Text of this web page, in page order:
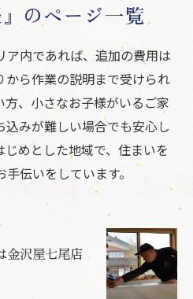
のページ一覧
ア内であれば、追加の費用は
から作業の説明まで受けられ
方、小さなお子様がいるご家
みが難しい場合でも安心し
めとした地域で、住まいを
伝いをしています。
金沢屋七尾店